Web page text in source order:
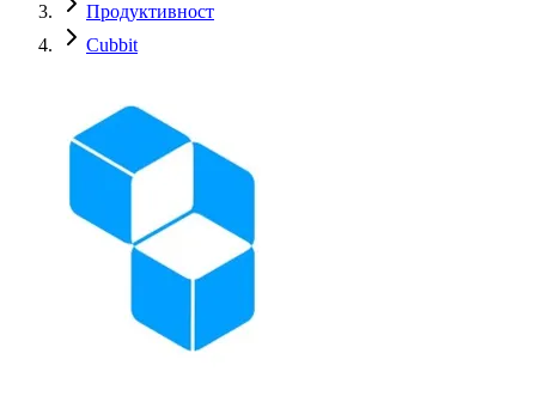
Продуктивност
Cubbit